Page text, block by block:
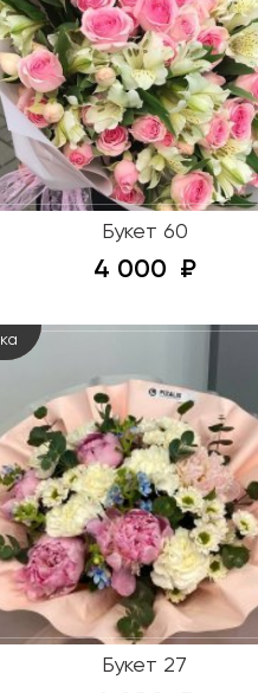
Букет 60
4 000
Букет 27